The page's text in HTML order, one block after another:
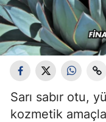
Sarı sabır otu,
kozmetik